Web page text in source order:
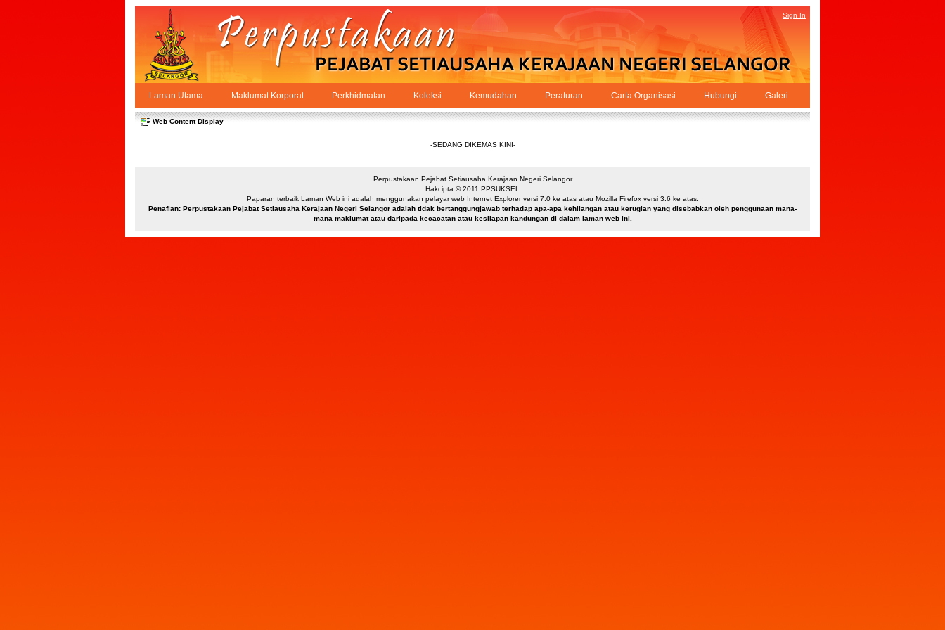
Skip to Content
PPSUKSEL
Carta Organisasi
Sign In
Laman Utama Maklumat Korporat Perkhidmatan Koleksi Kemudahan Peraturan Carta Organisasi Hubungi Galeri
Web Content Display
-SEDANG DIKEMAS KINI-
Perpustakaan Pejabat Setiausaha Kerajaan Negeri Selangor
Hakcipta © 2011 PPSUKSEL
Paparan terbaik Laman Web ini adalah menggunakan pelayar web Internet Explorer versi 7.0 ke atas atau Mozilla Firefox versi 3.6 ke atas.
Penafian: Perpustakaan Pejabat Setiausaha Kerajaan Negeri Selangor adalah tidak bertanggungjawab terhadap apa-apa kehilangan atau kerugian yang disebabkan oleh penggunaan mana-
mana maklumat atau daripada kecacatan atau kesilapan kandungan di dalam laman web ini.